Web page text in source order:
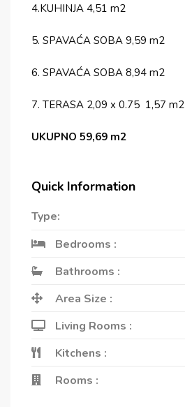
4.KUHINJA 4,51 m2
5. SPAVAĆA SOBA 9,59 m2
6. SPAVAĆA SOBA 8,94 m2
7. TERASA 2,09 x 0.75 1,57 m2
UKUPNO 59,69 m2
Quick Information
Type:
Bedrooms :
Bathrooms :
Area Size :
Living Rooms :
Kitchens :
Rooms :